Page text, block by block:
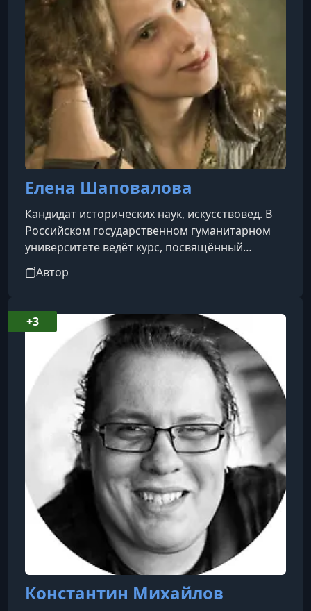
Елена Шаповалова
Кандидат исторических наук, искусствовед. В
Российском государственном гуманитарном
университете ведёт курс, посвящённый
истории Западной Европы и
западноевропейской визуальной культуре.
научного журнала Studia Religiosa Rossica, в
котором публикуются современные
исследования в области религиоведения,
культурологии и философии.
Автор
Константин Михайлов
+3